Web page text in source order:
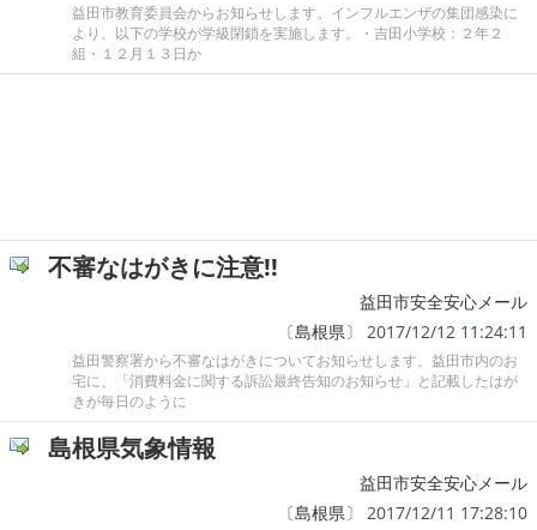
益田市教育委員会からお知らせします。インフルエンザの集団感染に
より、以下の学校が学級閉鎖を実施します。・吉田小学校：２年２
組・１２月１３日か
不審なはがきに注意!!
益田市安全安心メール
〔島根県〕 2017/12/12 11:24:11
益田警察署から不審なはがきについてお知らせします。益田市内のお
宅に、「消費料金に関する訴訟最終告知のお知らせ」と記載したはが
きが毎日のように
島根県気象情報
益田市安全安心メール
〔島根県〕 2017/12/11 17:28:10